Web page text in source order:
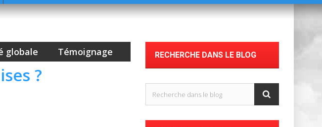
globale Témoignage
?
RECHERCHE DANS LE BLOG